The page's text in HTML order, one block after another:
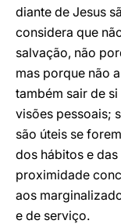
diante de Jesus
considera que
salvação, não
mas porque não
também sair de
visões pessoais;
são úteis se
dos hábitos e
proximidade
aos
e de serviço.